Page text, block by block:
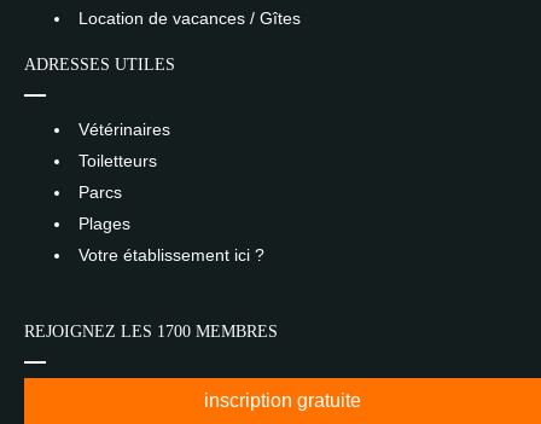
Location de vacances / Gîtes
ADRESSES UTILES
Vétérinaires
Toiletteurs
Parcs
Plages
Votre établissement ici ?
REJOIGNEZ LES 1700 MEMBRES
inscription gratuite